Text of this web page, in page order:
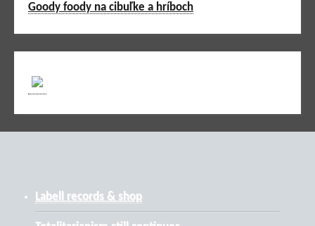
Goody foody na cibuľke a hríboch
Labell records & shop